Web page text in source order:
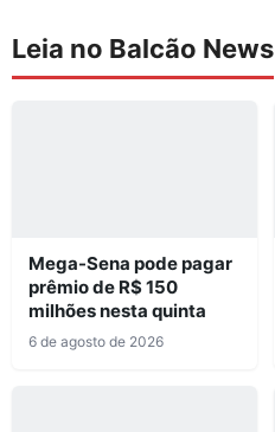
Leia no Balcão News
Mega-Sena pode pagar
prêmio de R$ 150
milhões nesta quinta
6 de agosto de 2026